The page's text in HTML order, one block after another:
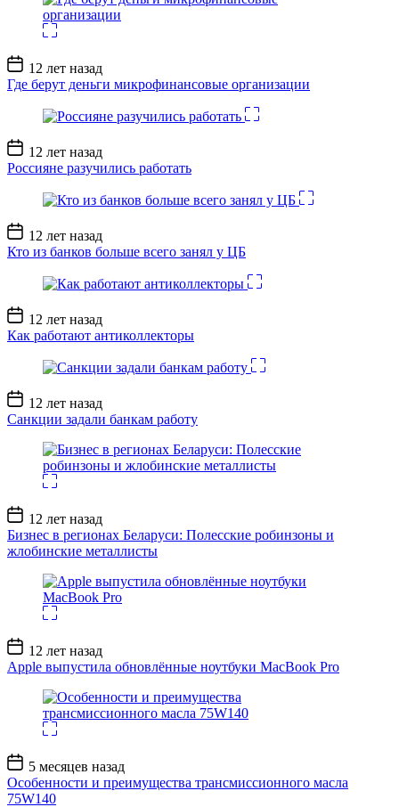
Дата
записи
12 лет назад
Где берут деньги микрофинансовые организации
Дата
записи
12 лет назад
Россияне разучились работать
Дата
записи
12 лет назад
Кто из банков больше всего занял у ЦБ
Дата
записи
12 лет назад
Как работают антиколлекторы
Дата
записи
12 лет назад
Санкции задали банкам работу
Дата
записи
12 лет назад
Бизнес в регионах Беларуси: Полесские робинзоны и
жлобинские металлисты
Дата
записи
12 лет назад
Apple выпустила обновлённые ноутбуки MacBook Pro
Дата
записи
5 месяцев назад
Особенности и преимущества трансмиссионного масла
75W140